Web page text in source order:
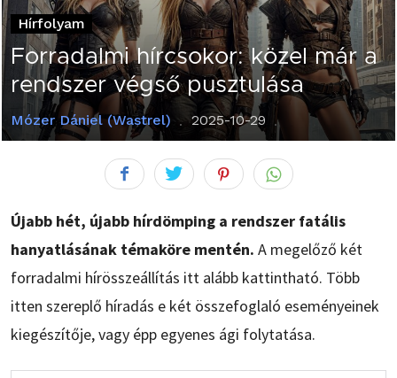
Hírfolyam
Forradalmi hírcsokor: közel már a
rendszer végső pusztulása
Mózer Dániel (Wastrel) 2025-10-29
Újabb hét, újabb hírdömping a rendszer fatális
hanyatlásának témaköre mentén. A megelőző két
forradalmi hírösszeállítás itt alább kattintható. Több
itten szereplő híradás e két összefoglaló eseményeinek
kiegészítője, vagy épp egyenes ági folytatása.